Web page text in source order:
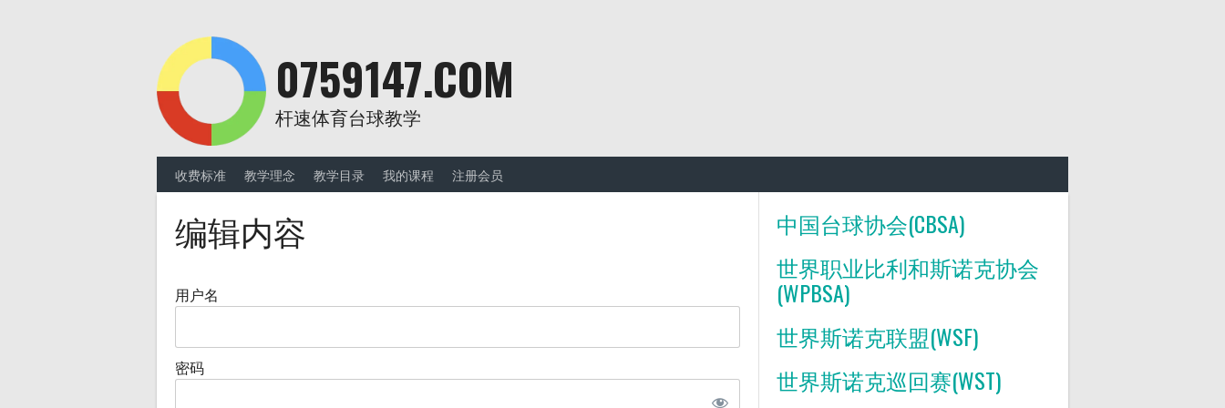
0759147.COM
杆速体育台球教学
收费标准 教学理念 教学目录 我的课程 注册会员
编辑内容
用户名
密码
中国台球协会(CBSA)
世界职业比利和斯诺克协会
(WPBSA)
世界斯诺克联盟(WSF)
世界斯诺克巡回赛(WST)